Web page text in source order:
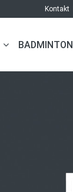
Kontakt
BADMINTON